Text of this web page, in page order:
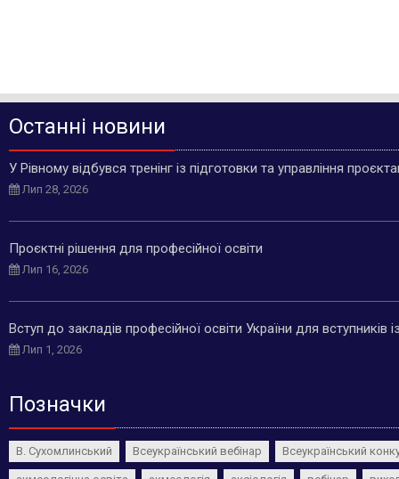
Останні новини
У Рівному відбувся тренінг із підготовки та управління
Лип 28, 2026
Проєктні рішення для професійної освіти
Лип 16, 2026
Вступ до закладів професійної освіти України для
Лип 1, 2026
Позначки
В. Сухомлинський Всеукраїнський вебінар Всеукраїнський